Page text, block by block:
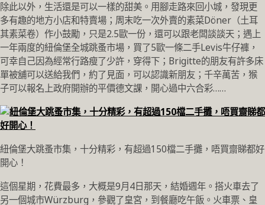
除此以外，生活還是可以一樣的甜美。用腳走路來回小城，發現更
多有趣的地方小店和特賣場；周末吃一次外賣的素菜Döner（土耳
其素菜卷）作小鼓勵，只是2.5歐一份，還可以跟老闆談談天；遇上
一年兩度的紐倫堡全城跳蚤市場，買了5歐一條二手Levis牛仔褲，
可幸自己因為經常行路瘦了少許，穿得下；Brigitte的朋友有許多床
單被舖可以送給我們，約了見面，可以認識新朋友；千辛萬苦，猴
子可以報名上政府開辦的平價德文課，開心過中六合彩……
紐倫堡大跳蚤市集，十分精彩，有超過150檔二手攤，唔買齋睇都好
開心！
這個星期，花費最多，大概是9月4日那天，結婚週年。搭火車去了
另一個城市Würzburg，參觀了皇宮，到餐廳吃午飯。火車票、皇